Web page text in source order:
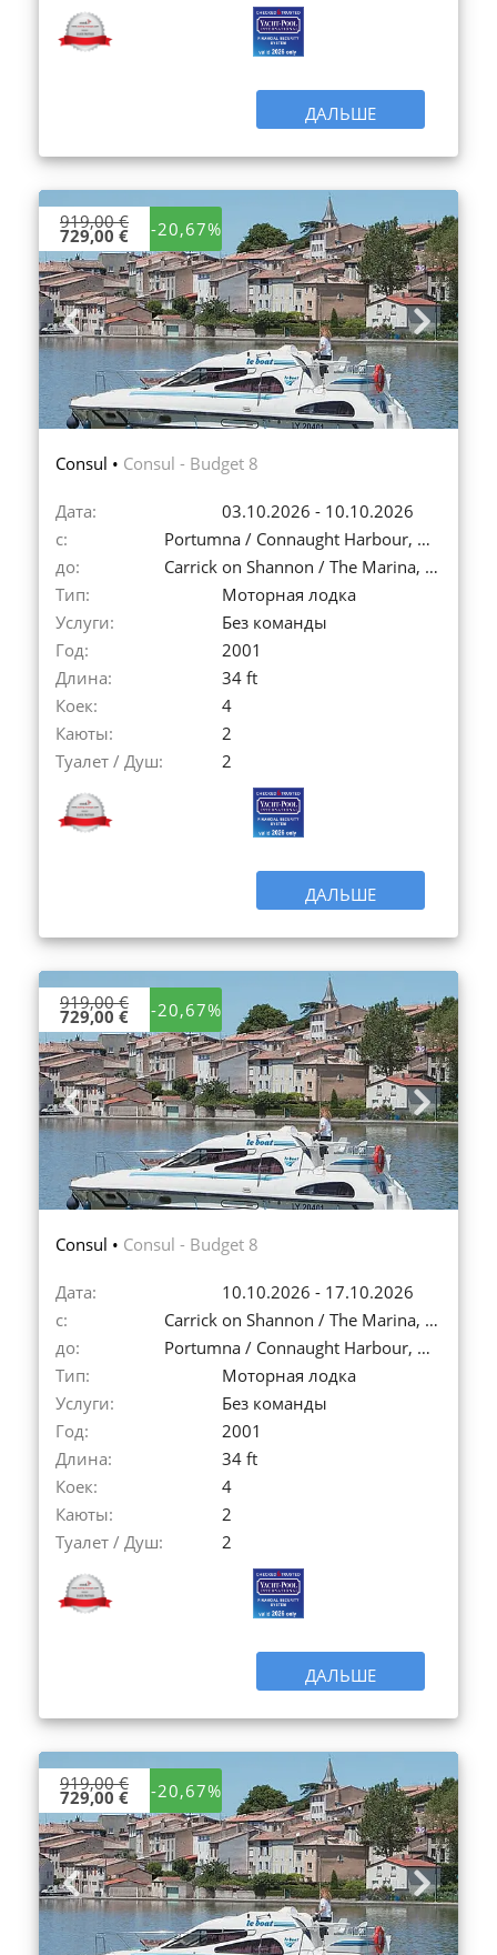
ДАЛЬШЕ
-20,67%
919,00 €
729,00 €
Previous Next
Consul • Consul - Budget 8
Дата:
03.10.2026 - 10.10.2026
с:
Portumna / Connaught Harbour, Ирландия
до:
Carrick on Shannon / The Marina, Ирландия
Тип:
Моторная лодка
Услуги:
Без команды
Год:
2001
Длина:
34 ft
Коек:
4
Каюты:
2
Туалет / Душ:
2
ДАЛЬШЕ
-20,67%
919,00 €
729,00 €
Previous Next
Consul • Consul - Budget 8
Дата:
10.10.2026 - 17.10.2026
с:
Carrick on Shannon / The Marina, Ирландия
до:
Portumna / Connaught Harbour, Ирландия
Тип:
Моторная лодка
Услуги:
Без команды
Год:
2001
Длина:
34 ft
Коек:
4
Каюты:
2
Туалет / Душ:
2
ДАЛЬШЕ
-20,67%
919,00 €
729,00 €
Previous Next